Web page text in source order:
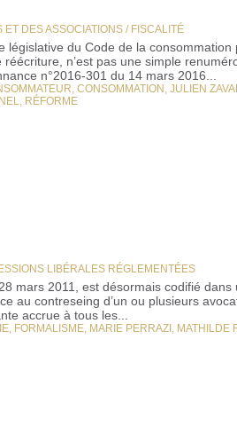
ET DES ASSOCIATIONS / FISCALITÉ
du Code de la
n’est pas une simple
n°2016-301 du 14 mars 2016...
, CONSOMMATION , JULIEN
, RÉFORME
LIBÉRALES RÉGLEMENTÉES
mars 2011, est désormais codifié
au contreseing d’un ou plusieurs
accrue à tous les...
, FORMALISME, MARIE PERRAZI , MATHILDE